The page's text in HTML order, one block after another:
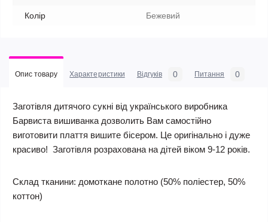
Колір Бежевий
Опис товару Характеристики Відгуків 0 Питання 0
Заготівля дитячого сукні від українського виробника
Барвиста вишиванка дозволить Вам самостійно
виготовити плаття вишите бісером. Це оригінально і дуже
красиво! Заготівля розрахована на дітей віком 9-12 років.
Склад тканини: домоткане полотно (50% поліестер, 50%
коттон)